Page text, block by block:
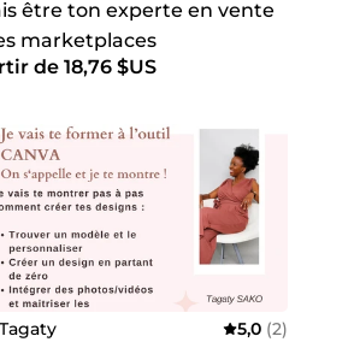
être ton experte en vente
marketplaces
de 18,76 $US
Tagaty 5,0 (2)